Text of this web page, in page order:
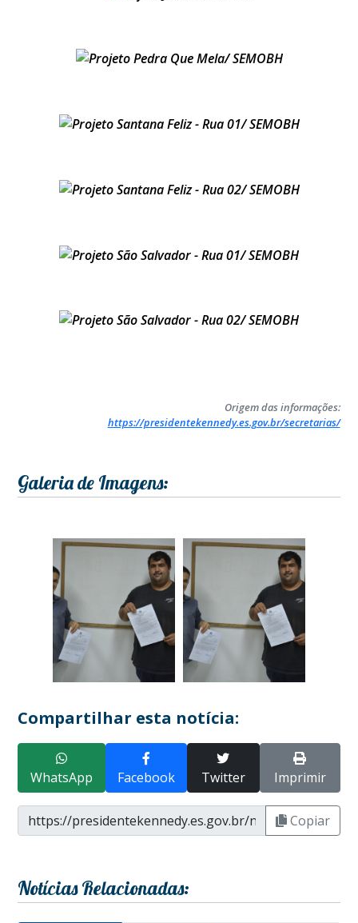
Origem das informações:
https://presidentekennedy.es.gov.br/secretarias/
Galeria de Imagens:
Compartilhar esta notícia:
WhatsApp Facebook Twitter Imprimir
Copiar
Notícias Relacionadas: